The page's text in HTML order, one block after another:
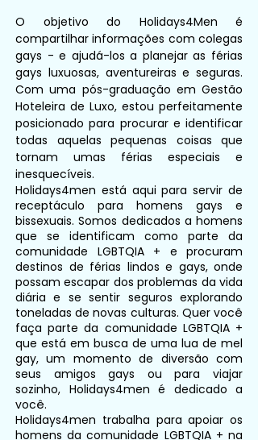
O objetivo do Holidays4Men é
compartilhar informações com colegas
gays - e ajudá-los a planejar as férias
gays luxuosas, aventureiras e seguras.
Com uma pós-graduação em Gestão
Hoteleira de Luxo, estou perfeitamente
posicionado para procurar e identificar
todas aquelas pequenas coisas que
tornam umas férias especiais e
inesquecíveis.
Holidays4men está aqui para servir de
receptáculo para homens gays e
bissexuais. Somos dedicados a homens
que se identificam como parte da
comunidade LGBTQIA + e procuram
destinos de férias lindos e gays, onde
possam escapar dos problemas da vida
diária e se sentir seguros explorando
toneladas de novas culturas. Quer você
faça parte da comunidade LGBTQIA +
que está em busca de uma lua de mel
gay, um momento de diversão com
seus amigos gays ou para viajar
sozinho, Holidays4men é dedicado a
você.
Holidays4men trabalha para apoiar os
homens da comunidade LGBTQIA + na